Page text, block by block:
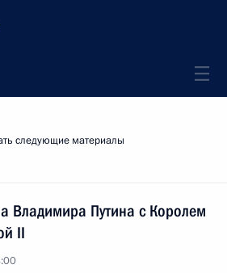
следующие материалы
Владимира Путина с Королем
II